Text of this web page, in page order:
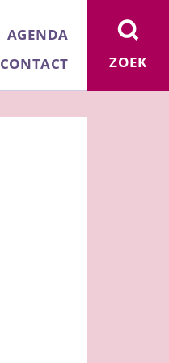
ZOEK
AGENDA
CONTACT